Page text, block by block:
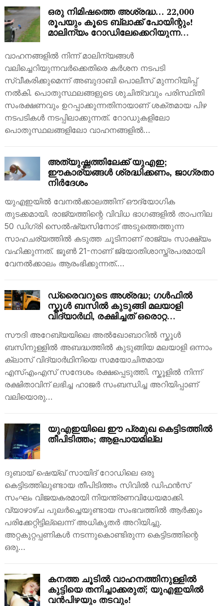
ഒരു നിമിഷത്തെ അശ്രദ്ധ… 22,000
രൂപയും കൂടെ ബ്ലാക്ക് പോയിന്റും!
മാലിന്യം റോഡിലേക്കെറിയുന്ന
വാഹനങ്ങളിൽ നിന്ന് മാലിന്യങ്ങൾ
വലിച്ചെറിയുന്നവർക്കെതിരെ കർശന നടപടി
സ്വീകരിക്കുമെന്ന് അബുദാബി പൊലീസ് മുന്നറിയിപ്പ്
നൽകി. പൊതുസ്ഥലങ്ങളുടെ ശുചിത്വവും പരിസ്ഥിതി
സംരക്ഷണവും ഉറപ്പാക്കുന്നതിനായാണ് ശക്തമായ പിഴ
നടപടികൾ നടപ്പിലാക്കുന്നത്. റോഡുകളിലോ
പൊതുസ്ഥലങ്ങളിലോ വാഹനങ്ങളിൽ…
അത്യുഷ്ണത്തിലേക്ക് യുഎഇ;
ഈകാര്യങ്ങൾ ശ്രദ്ധിക്കണം, ജാഗ്രതാ
നിര്‍ദേശം
യുഎഇയിൽ വേനൽക്കാലത്തിന് ഔദ്യോഗിക
തുടക്കമായി. രാജ്യത്തിന്റെ വിവിധ ഭാഗങ്ങളിൽ താപനില
50 ഡിഗ്രി സെൽഷ്യസിനോട് അടുത്തെത്തുന്ന
സാഹചര്യത്തിൽ കടുത്ത ചൂടിനാണ് രാജ്യം സാക്ഷ്യം
വഹിക്കുന്നത്. ജൂൺ 21-നാണ് ജ്യോതിശാസ്ത്രപരമായി
വേനൽക്കാലം ആരംഭിക്കുന്നത്.…
ഡ്രൈവറുടെ അശ്രദ്ധ; ഗൾഫിൽ
സ്കൂൾ ബസിൽ കുടുങ്ങി മലയാളി
വിദ്യാർഥി, രക്ഷിച്ചത് ഒരൊറ്റ
സൗദി അറേബ്യയിലെ അൽഖോബാറിൽ സ്കൂൾ
ബസിനുള്ളിൽ അബദ്ധത്തിൽ കുടുങ്ങിയ മലയാളി ഒന്നാം
ക്ലാസ് വിദ്യാർഥിനിയെ സമയോചിതമായ
എസ്‌എംഎസ് സന്ദേശം രക്ഷപ്പെടുത്തി. സ്കൂളിൽ നിന്ന്
രക്ഷിതാവിന് ലഭിച്ച ഹാജർ സംബന്ധിച്ച അറിയിപ്പാണ്
വലിയൊരു…
യുഎഇയിലെ ഈ പ്രമുഖ കെട്ടിടത്തില്‍
തീപിടിത്തം; ആളപായമില്ല
ദുബായ് ഷെയ്ഖ് സായിദ് റോഡിലെ ഒരു
കെട്ടിടത്തിലുണ്ടായ തീപിടിത്തം സിവിൽ ഡിഫൻസ്
സംഘം വിജയകരമായി നിയന്ത്രണവിധേയമാക്കി.
വ്യാഴാഴ്ച പുലർച്ചെയുണ്ടായ സംഭവത്തിൽ ആർക്കും
പരിക്കേറ്റിട്ടില്ലെന്ന് അധികൃതർ അറിയിച്ചു.
അറ്റകുറ്റപ്പണികൾ നടന്നുകൊണ്ടിരുന്ന കെട്ടിടത്തിന്റെ
ഒരു…
കനത്ത ചൂടിൽ വാഹനത്തിനുള്ളിൽ
കുട്ടിയെ തനിച്ചാക്കരുത്; യുഎഇയിൽ
വൻപിഴയും തടവും!